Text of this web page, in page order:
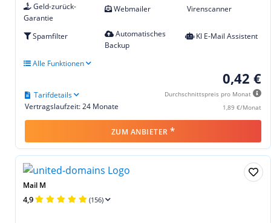
Geld-zurück-
Garantie
Webmailer Virenscanner
Spamfilter
Automatisches
Backup
KI E-Mail Assistent
Alle Funktionen
0,42 €
Durchschnittspreis pro Monat
1,89 €/Monat
Vertragslaufzeit: 24 Monate
Tarifdetails
ZUM ANBIETER *
Mail M
4,9 (156)